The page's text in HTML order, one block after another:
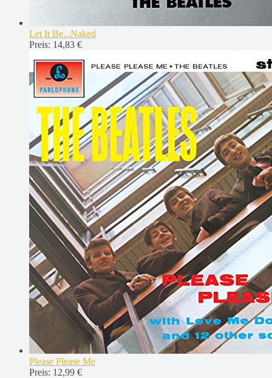
Let It Be...Naked
Preis: 14,83 €
Please Please Me
Preis: 12,99 €